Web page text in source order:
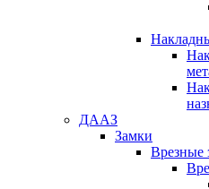
ДААЗ
Замки
Врезные